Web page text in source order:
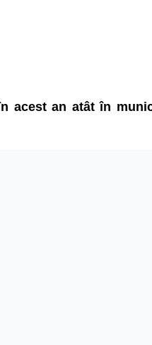
acest an atât în